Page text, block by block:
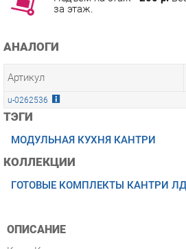
АНАЛОГИ
Артикул
u-0262536
ТЭГИ
МОДУЛЬНАЯ КУХНЯ КАНТРИ
КОЛЛЕКЦИИ
ГОТОВЫЕ КОМПЛЕКТЫ КАНТРИ ЛД
ОПИСАНИЕ
прямоугольного профиля